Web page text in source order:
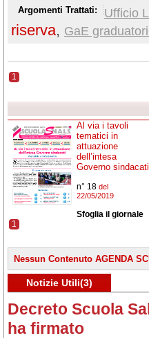
gennaio 2017
Argomenti Trattati: Ufficio
riserva, GaE
1
Al via i tavoli
tematici in
attuazione
dell’intesa
Governo sindacati
n° 18 del
22/05/2019
Sfoglia il giornale
1
Nessun Contenuto AGENDA
Notizie Utili(3)
Decreto Scuola
ha firmato